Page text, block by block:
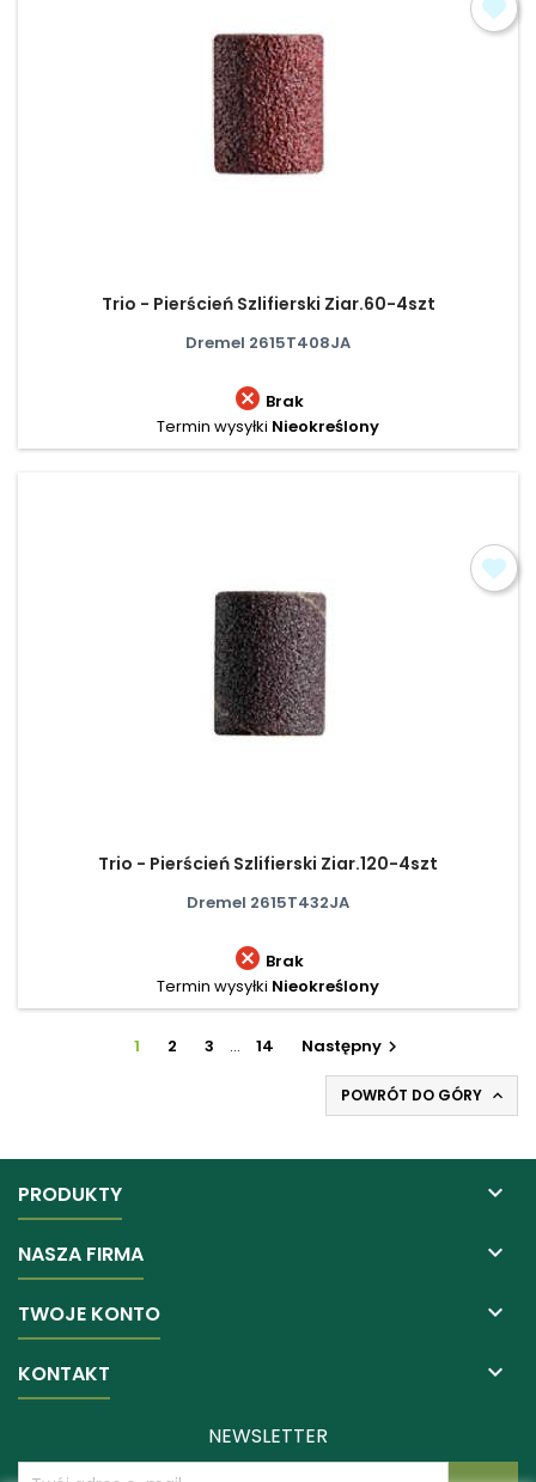
Trio - Pierścień Szlifierski Ziar.60-4szt
Dremel 2615T408JA
 Brak
Termin wysyłki Nieokreślony
Trio - Pierścień Szlifierski Ziar.120-4szt
Dremel 2615T432JA
 Brak
Termin wysyłki Nieokreślony
1 2 3 … 14 Następny
POWRÓT DO GÓRY 
PRODUKTY 
NASZA FIRMA 
TWOJE KONTO 
KONTAKT 
NEWSLETTER